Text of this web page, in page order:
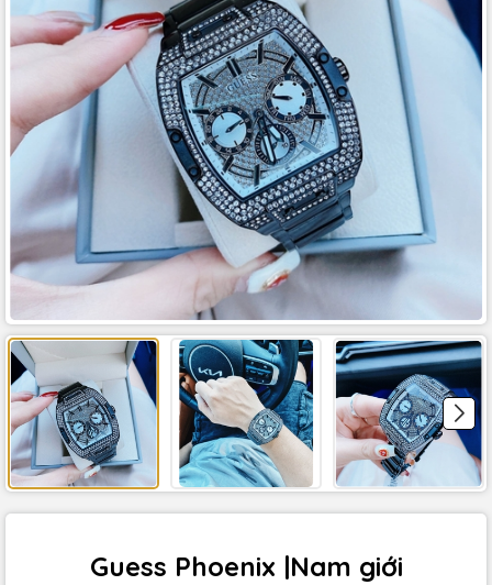
Guess Phoenix |Nam giới